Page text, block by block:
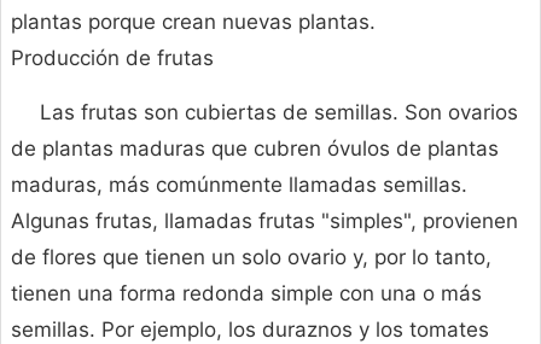
plantas porque crean nuevas plantas.
Producción de frutas
Las frutas son cubiertas de semillas. Son ovarios
de plantas maduras que cubren óvulos de plantas
maduras, más comúnmente llamadas semillas.
Algunas frutas, llamadas frutas "simples", provienen
de flores que tienen un solo ovario y, por lo tanto,
tienen una forma redonda simple con una o más
semillas. Por ejemplo, los duraznos y los tomates